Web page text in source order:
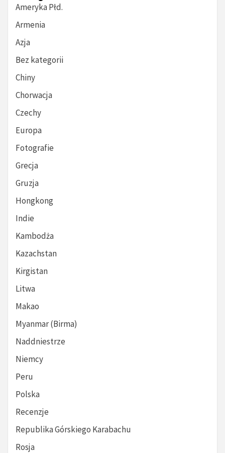
Ameryka Płd.
Armenia
Azja
Bez kategorii
Chiny
Chorwacja
Czechy
Europa
Fotografie
Grecja
Gruzja
Hongkong
Indie
Kambodża
Kazachstan
Kirgistan
Litwa
Makao
Myanmar (Birma)
Naddniestrze
Niemcy
Peru
Polska
Recenzje
Republika Górskiego Karabachu
Rosja